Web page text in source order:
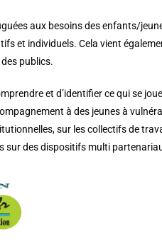
aux besoins des enfants/
et individuels. Cela vient
publics.
et d’identifier ce qui se
à des jeunes à
sur les collectifs de
sur des dispositifs multi